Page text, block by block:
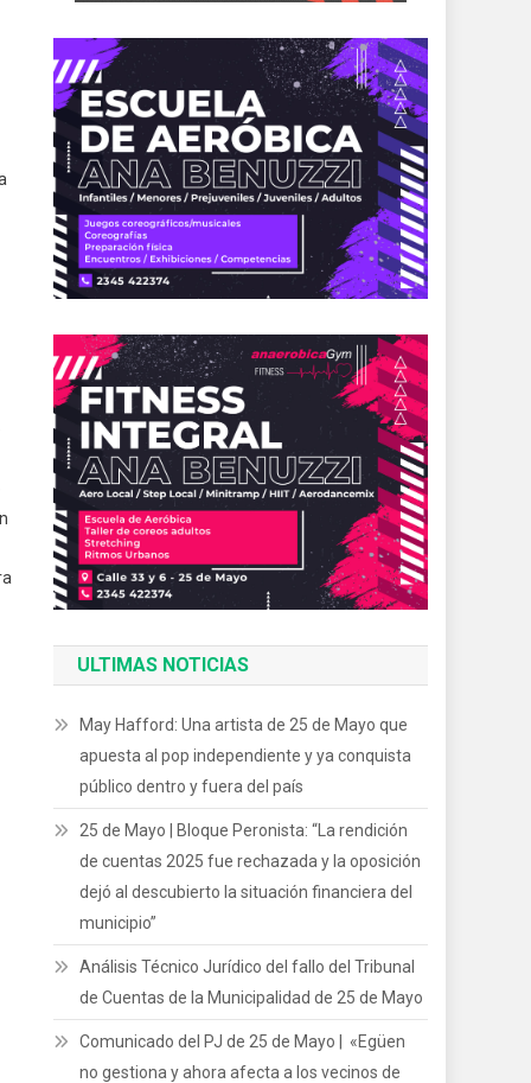
ULTIMAS NOTICIAS
May Hafford: Una artista de 25 de Mayo que
apuesta al pop independiente y ya conquista
público dentro y fuera del país
25 de Mayo | Bloque Peronista: “La rendición
de cuentas 2025 fue rechazada y la oposición
dejó al descubierto la situación financiera del
municipio”
Análisis Técnico Jurídico del fallo del Tribunal
de Cuentas de la Municipalidad de 25 de Mayo
Comunicado del PJ de 25 de Mayo | «Egüen
no gestiona y ahora afecta a los vecinos de